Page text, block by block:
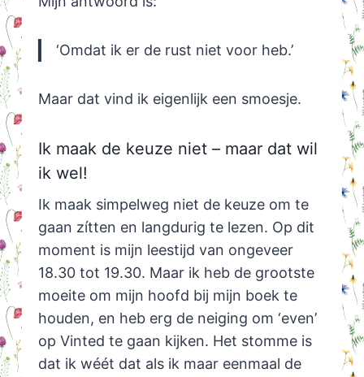
‘Omdat ik er de rust niet voor heb.’
Maar dat vind ik eigenlijk een smoesje.
Ik maak de keuze niet – maar dat wil
ik wel!
Ik maak simpelweg niet de keuze om te
gaan zítten en langdurig te lezen. Op dit
moment is mijn leestijd van ongeveer
18.30 tot 19.30. Maar ik heb de grootste
moeite om mijn hoofd bij mijn boek te
houden, en heb erg de neiging om ‘even’
op Vinted te gaan kijken. Het stomme is
dat ik wéét dat als ik maar eenmaal de